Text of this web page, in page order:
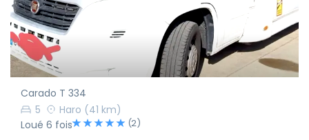
Carado T 334
5
Haro (41 km)
Loué 6 fois
(2)